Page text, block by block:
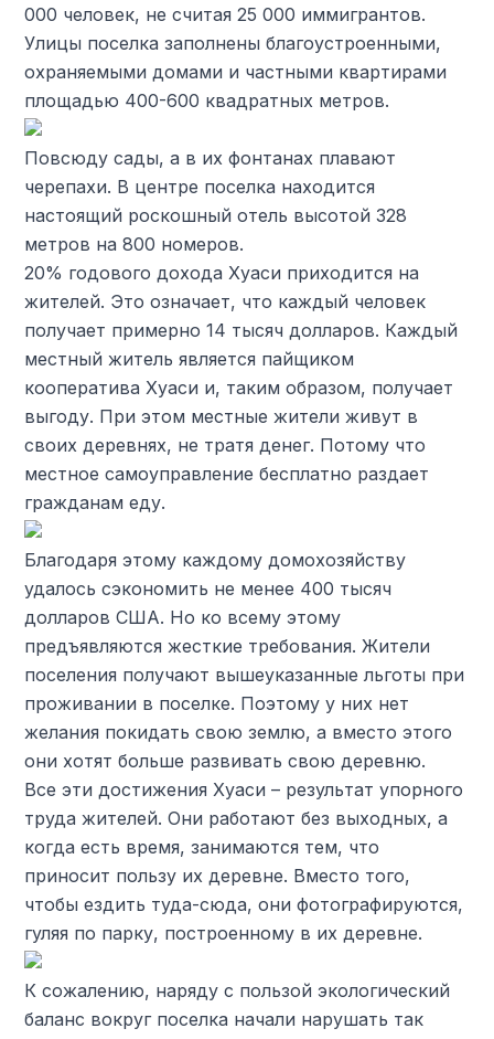
000 человек, не считая 25 000 иммигрантов.
Улицы поселка заполнены благоустроенными,
охраняемыми домами и частными квартирами
площадью 400-600 квадратных метров.
Повсюду сады, а в их фонтанах плавают
черепахи. В центре поселка находится
настоящий роскошный отель высотой 328
метров на 800 номеров.
20% годового дохода Хуаси приходится на
жителей. Это означает, что каждый человек
получает примерно 14 тысяч долларов. Каждый
местный житель является пайщиком
кооператива Хуаси и, таким образом, получает
выгоду. При этом местные жители живут в
своих деревнях, не тратя денег. Потому что
местное самоуправление бесплатно раздает
гражданам еду.
Благодаря этому каждому домохозяйству
удалось сэкономить не менее 400 тысяч
долларов США. Но ко всему этому
предъявляются жесткие требования. Жители
поселения получают вышеуказанные льготы при
проживании в поселке. Поэтому у них нет
желания покидать свою землю, а вместо этого
они хотят больше развивать свою деревню.
Все эти достижения Хуаси – результат упорного
труда жителей. Они работают без выходных, а
когда есть время, занимаются тем, что
приносит пользу их деревне. Вместо того,
чтобы ездить туда-сюда, они фотографируются,
гуляя по парку, построенному в их деревне.
К сожалению, наряду с пользой экологический
баланс вокруг поселка начали нарушать так